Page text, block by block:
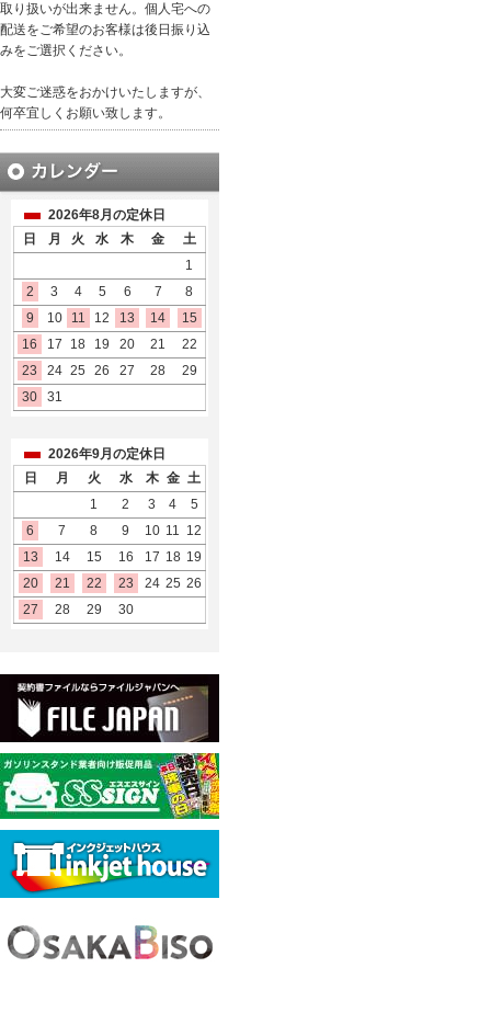
取り扱いが出来ません。個人宅への
配送をご希望のお客様は後日振り込
みをご選択ください。
大変ご迷惑をおかけいたしますが、
何卒宜しくお願い致します。
2026年8月の定休日
日
月 火 水 木 金
土
1
2
3 4 5 6 7
8
9
10 11 12 13 14
15
16
17 18 19 20 21
22
23
24 25 26 27 28
29
30
31
2026年9月の定休日
日
月 火 水 木 金 土
1
2 3 4
5
6
7 8 9 10 11 12
13
14 15 16 17 18 19
20
21 22 23 24 25 26
27
28 29 30